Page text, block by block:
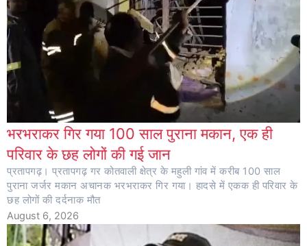
भरभराकर गिर गया 100 साल पुराना मकान, एक ही
परिवार के छह लोगों की गई जान
प्रतापगढ़। प्रतापगढ़ गर कोतवाली क्षेत्र के महुली गांव में करीब 100 साल
पुराना जर्जर मकान अचानक भरभराकर गिर गया। हादसे में एकक ही परिवार के
छह लोगों की दर्दनाक मौत
August 6, 2026